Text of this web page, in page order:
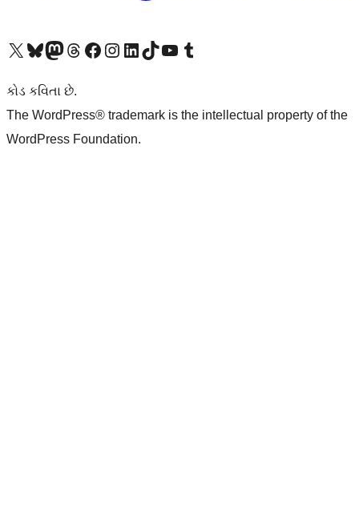
અમારા X (અગાઉ ટ્વિટર) એકાઉન્ટની મુલાકાત લોઅમારા Bluesky એકાઉન્ટની મુલાકાત લોઅમારા માસ્ટોડોન એકાઉન્ટની મુલાકાત લોઅમારા Threads એકાઉન્ટની મુલાકાત લો અમારા ફેસબુક પેજની મુલાકાત લોઅમારા ઇન્સ્ટાગ્રામ એકાઉન્ટની મુલાકાત લો અમારા LinkedIn એકાઉન્ટની મુલાકાત લોઅમારા TikTok એકાઉન્ટની મુલાકાત લોઅમારી YouTube ચેનલની મુલાકાત લો અમારા Tumblr એકાઉન્ટની મુલાકાત લો
કોડ કવિતા છે.
The WordPress® trademark is the intellectual property of the
WordPress Foundation.